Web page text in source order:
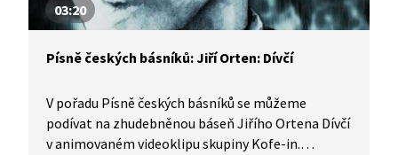
03:20
Písně českých básníků: Jiří Orten: Dívčí
V pořadu Písně českých básníků se můžeme
podívat na zhudebněnou báseň Jiřího Ortena Dívčí
v animovaném videoklipu skupiny Kofe-in.